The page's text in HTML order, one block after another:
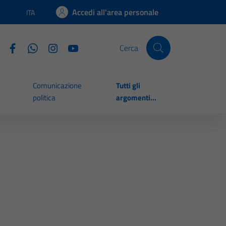
Lingua attiva:
ITA Accedi all'area personale
Cerca
Comunicazione
politica
Tutti gli
argomenti...